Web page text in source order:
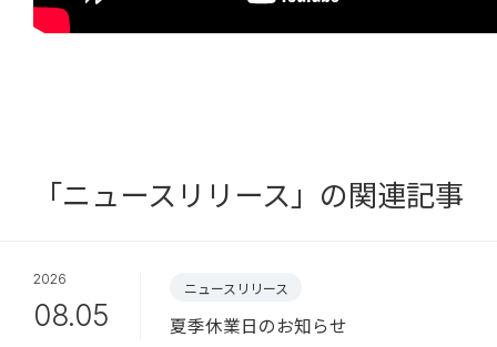
「ニュースリリース」の関連記事
2026
08.05
ニュースリリース
夏季休業日のお知らせ